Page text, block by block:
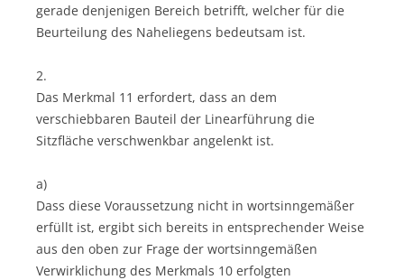
gerade denjenigen Bereich betrifft, welcher für die
Beurteilung des Naheliegens bedeutsam ist.
2.
Das Merkmal 11 erfordert, dass an dem
verschiebbaren Bauteil der Linearführung die
Sitzfläche verschwenkbar angelenkt ist.
a)
Dass diese Voraussetzung nicht in wortsinngemäßer
erfüllt ist, ergibt sich bereits in entsprechender Weise
aus den oben zur Frage der wortsinngemäßen
Verwirklichung des Merkmals 10 erfolgten